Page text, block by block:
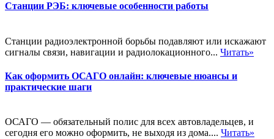
Станции РЭБ: ключевые особенности работы
Станции радиоэлектронной борьбы подавляют или искажают
сигналы связи, навигации и радиолокационного... Читать»
Как оформить ОСАГО онлайн: ключевые нюансы и
практические шаги
ОСАГО — обязательный полис для всех автовладельцев, и
сегодня его можно оформить, не выходя из дома.... Читать»